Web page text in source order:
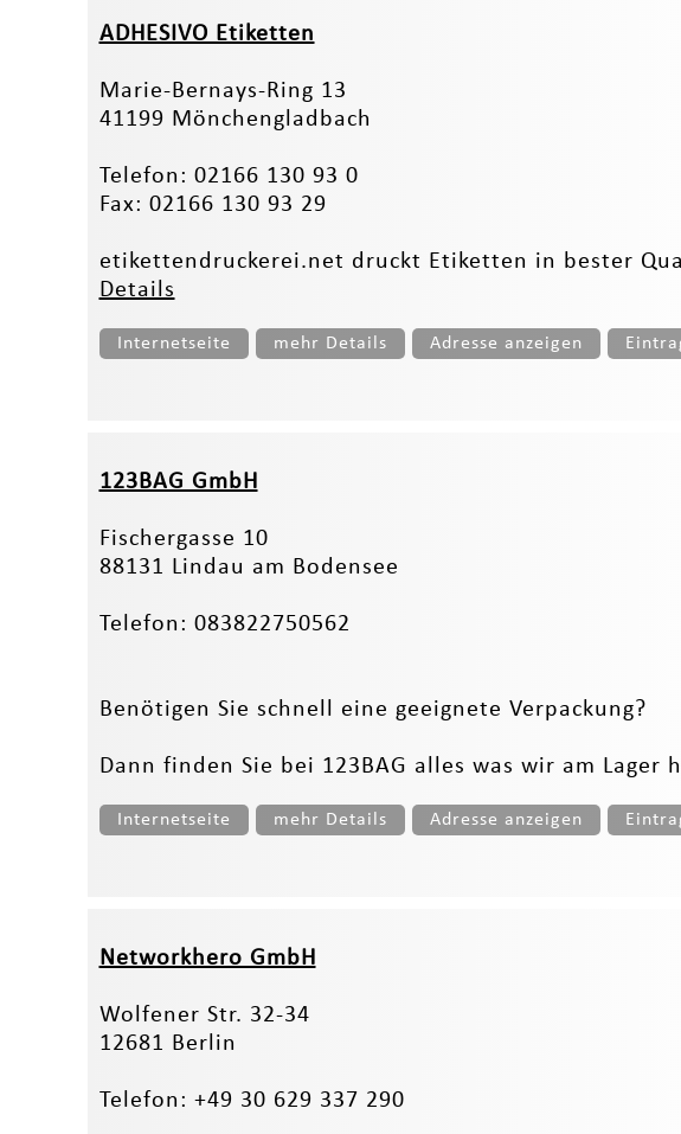
ADHESIVO Etiketten
Marie-Bernays-Ring 13
41199 Mönchengladbach
Telefon: 02166 130 93 0
Fax: 02166 130 93 29
etikettendruckerei.net druckt Etiketten in bester
Details
Internetseite mehr Details Adresse anzeigen
123BAG GmbH
Fischergasse 10
88131 Lindau am Bodensee
Telefon: 083822750562
Benötigen Sie schnell eine geeignete Verpackung?
Dann finden Sie bei 123BAG alles was wir am Lager
Internetseite mehr Details Adresse anzeigen
Networkhero GmbH
Wolfener Str. 32-34
12681 Berlin
Telefon: +49 30 629 337 290